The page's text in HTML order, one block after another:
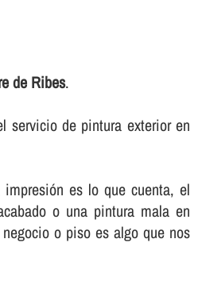
de Ribes.
servicio de pintura exterior en
es lo que cuenta, el
o una pintura mala en
o piso es algo que nos